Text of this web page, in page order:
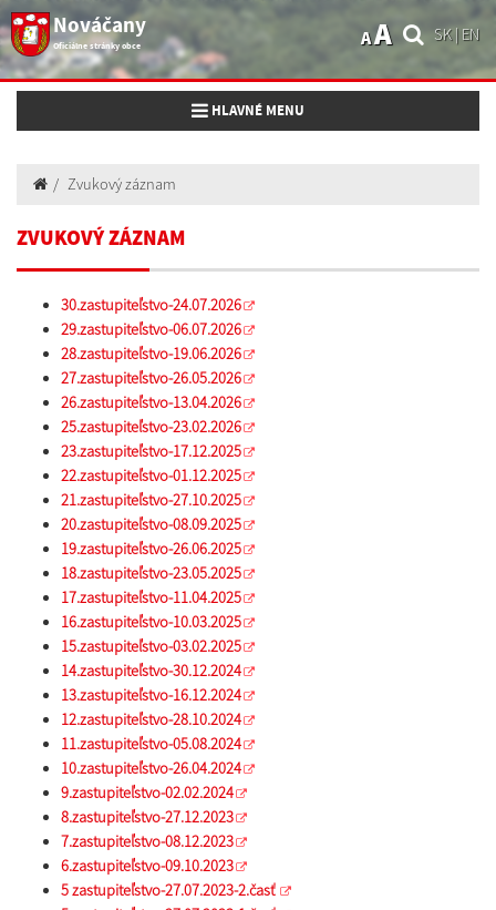
Nováčany
Oficiálne stránky obce
SK| EN
AA
Toggle navigation
HLAVNÉ MENU
Zvukový záznam
ZVUKOVÝ ZÁZNAM
30.zastupiteľstvo-24.07.2026
29.zastupiteľstvo-06.07.2026
28.zastupiteľstvo-19.06.2026
27.zastupiteľstvo-26.05.2026
26.zastupiteľstvo-13.04.2026
25.zastupiteľstvo-23.02.2026
23.zastupiteľstvo-17.12.2025
22.zastupiteľstvo-01.12.2025
21.zastupiteľstvo-27.10.2025
20.zastupiteľstvo-08.09.2025
19.zastupiteľstvo-26.06.2025
18.zastupiteľstvo-23.05.2025
17.zastupiteľstvo-11.04.2025
16.zastupiteľstvo-10.03.2025
15.zastupiteľstvo-03.02.2025
14.zastupiteľstvo-30.12.2024
13.zastupiteľstvo-16.12.2024
12.zastupiteľstvo-28.10.2024
11.zastupiteľstvo-05.08.2024
10.zastupiteľstvo-26.04.2024
9.zastupiteľstvo-02.02.2024
8.zastupiteľstvo-27.12.2023
7.zastupiteľstvo-08.12.2023
6.zastupiteľstvo-09.10.2023
5 zastupiteľstvo-27.07.2023-2.časť